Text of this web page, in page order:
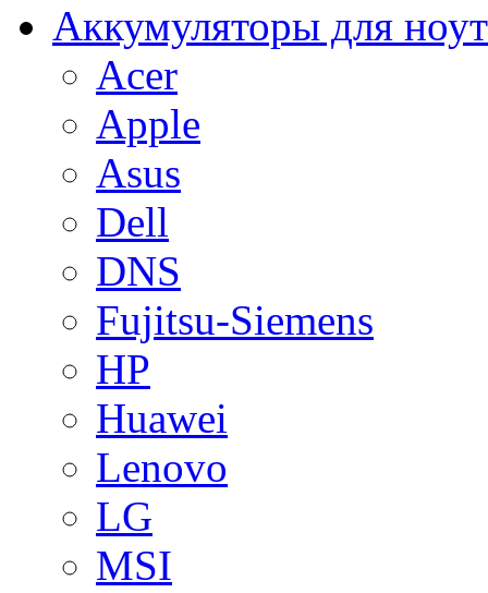
Аккумуляторы для
Acer
Apple
Asus
Dell
DNS
Fujitsu-Siemens
HP
Huawei
Lenovo
LG
MSI